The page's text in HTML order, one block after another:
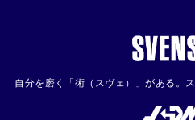
自分を磨く「術（スヴェ）」がある。